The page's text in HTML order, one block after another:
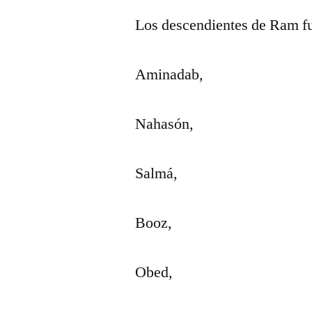
Los descendientes de Ram
Aminadab,
Nahasón,
Salmá,
Booz,
Obed,